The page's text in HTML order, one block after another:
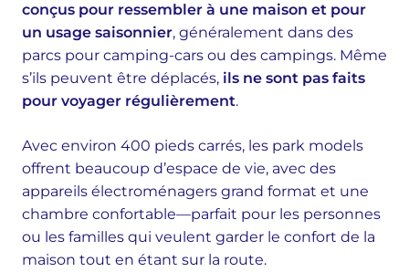
conçus pour ressembler à une maison et pour
un usage saisonnier, généralement dans des
parcs pour camping-cars ou des campings. Même
s’ils peuvent être déplacés, ils ne sont pas faits
pour voyager régulièrement.
Avec environ 400 pieds carrés, les park models
offrent beaucoup d’espace de vie, avec des
appareils électroménagers grand format et une
chambre confortable—parfait pour les personnes
ou les familles qui veulent garder le confort de la
maison tout en étant sur la route.